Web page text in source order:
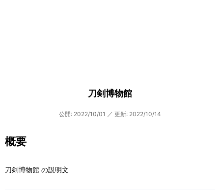
刀剣博物館
公開: 2022/10/01 ／ 更新: 2022/10/14
概要
刀剣博物館 の説明文